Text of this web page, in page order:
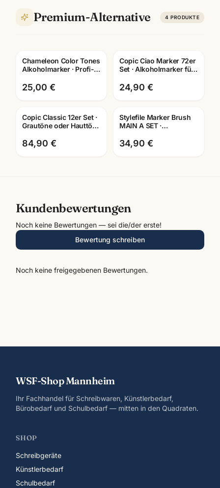
Premium-Alternative 4 PRODUKTE
Chameleon Color Tones
Alkoholmarker · Profi-
Manga · Sets
25,00 €
Copic Ciao Marker 72er
Set · Alkoholmarker für
Mannheim
24,90 €
Copic Classic 12er Set ·
Grautöne oder Hauttöne
& Manga
84,90 €
Stylefile Marker Brush
MAIN A SET ·
Künstlerbedarf
Mannheim
34,90 €
Kundenbewertungen
Noch keine Bewertungen — sei die/der erste!
Bewertung schreiben
Noch keine freigegebenen Bewertungen.
WSF-Shop Mannheim
Ihr Fachhandel für Schreibwaren, Künstlerbedarf,
Bürobedarf und Schulbedarf — mitten in den Quadraten.
SHOP
Schreibgeräte
Künstlerbedarf
Schulbedarf